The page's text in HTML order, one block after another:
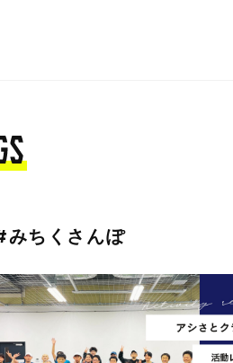
みちくさんぽ